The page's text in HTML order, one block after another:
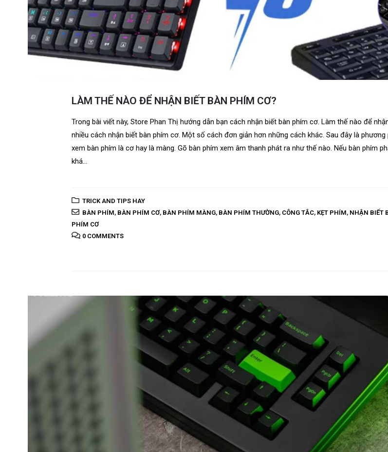
LÀM THẾ NÀO ĐỂ NHẬN BIẾT BÀN PHÍM CƠ?
Trong bài viết này, Store Phan Thị hướng dẫn bạn cách nhận biết bàn phím cơ. Làm thế nào để
nhiều cách nhận biết bàn phím cơ. Một số cách đơn giản hơn những cách khác. Sau đây là
xem bàn phím là cơ hay là màng. Gõ bàn phím xem âm thanh phát ra như thế nào. Nếu bàn phím
khá...
TRICK AND TIPS HAY
BÀN PHÍM, BÀN PHÍM CƠ, BÀN PHÍM MÀNG, BÀN PHÍM THƯỜNG, CÔNG TẮC, KẸT PHÍM, NHẬN BIẾT
PHÍM CƠ
0 COMMENTS